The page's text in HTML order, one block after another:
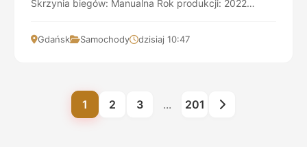
Skrzynia biegów: Manualna Rok produkcji: 2022
Gdańsk Samochody dzisiaj 10:47
1 2 3 ... 201